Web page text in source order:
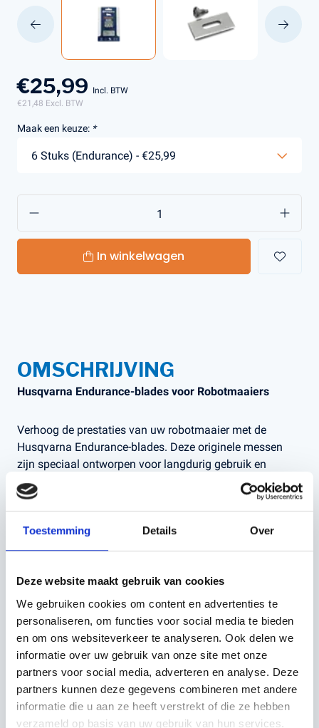
Toestemming Details Over
Deze website maakt gebruik van cookies
We gebruiken cookies om content en advertenties te
personaliseren, om functies voor social media te bieden
en om ons websiteverkeer te analyseren. Ook delen we
informatie over uw gebruik van onze site met onze
partners voor social media, adverteren en analyse. Deze
partners kunnen deze gegevens combineren met andere
informatie die u aan ze heeft verstrekt of die ze hebben
verzameld op basis van uw gebruik van hun services.
€25,99 Incl. BTW
€21,48 Excl. BTW
Maak een keuze: *
In winkelwagen
OMSCHRIJVING
Husqvarna Endurance-blades voor Robotmaaiers
Verhoog de prestaties van uw robotmaaier met de
Husqvarna Endurance-blades. Deze originele messen
zijn speciaal ontworpen voor langdurig gebruik en
zorgen voor een nauwkeurige, efficiënte snit, waardoor
uw gazon er altijd perfect uitziet.
Waarom kiezen voor Husqvarna Endurance-blades?
Duurzaamheid: Gemaakt van hoogwaardige
materialen die bestand zijn tegen slijtage, zodat u
langer kunt maaien zonder de messen te vervangen.
Optimale Snijprestaties: De geavanceerde
mesontwerpen zorgen voor een gelijkmatige en nette
afwerking, wat bijdraagt aan de gezondheid van uw
gras.
Eenvoudige Installatie:De messen zijn snel en
eenvoudig te monteren, zodat u direct weer kunt
genieten van een perfect gemaaid gazon.
Compatibiliteit:Geschikt voor diverse Husqvarna